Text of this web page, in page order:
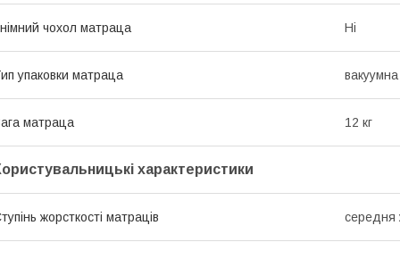
чохол матраца Ні
упаковки матраца вакуумна
матраца 12 кг
характеристики
жорсткості матраців середня